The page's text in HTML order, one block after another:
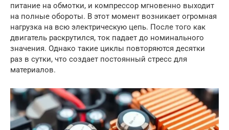
питание на обмотки, и компрессор мгновенно выходит
на полные обороты. В этот момент возникает огромная
нагрузка на всю электрическую цепь. После того как
двигатель раскрутился, ток падает до номинального
значения. Однако такие циклы повторяются десятки
раз в сутки, что создает постоянный стресс для
материалов.